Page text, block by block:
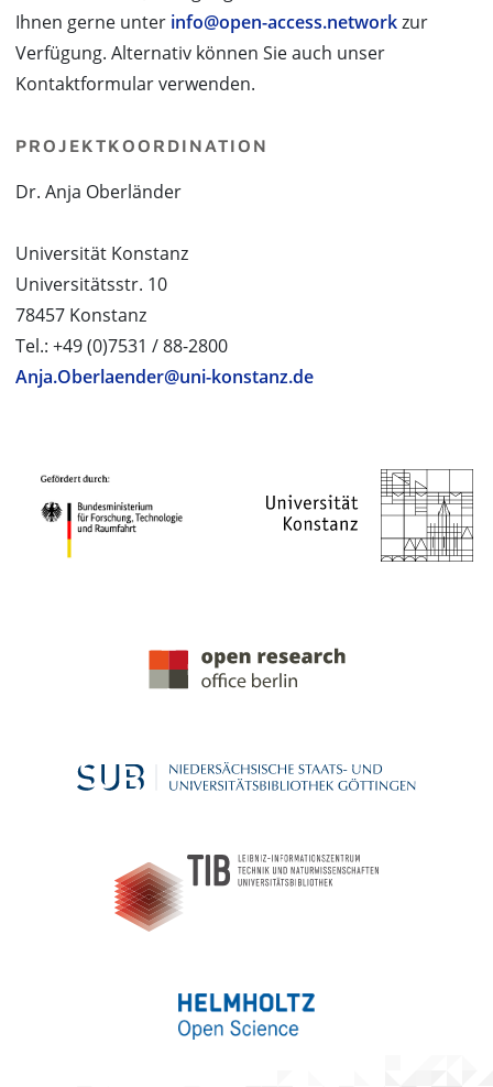
Ihnen gerne unter info@open-access.networkzur
Verfügung. Alternativ können Sie auch unser
Kontaktformular verwenden.
PROJEKTKOORDINATION
Dr. Anja Oberländer
Universität Konstanz
Universitätsstr. 10
78457 Konstanz
Tel.: +49 (0)7531 / 88-2800
Anja.Oberlaender@uni-konstanz.de